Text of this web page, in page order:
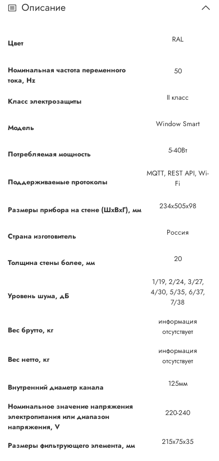
Описание
Цвет RAL
Номинальная частота переменного
тока, Hz
50
Класс электрозащиты II класс
Модель Window Smart
Потребляемая мощность 5-40Вт
Поддерживаемые протоколы
MQTT, REST API, Wi-
Fi
Размеры прибора на стене (ШхВхГ), мм 234x505x98
Страна изготовитель Россия
Толщина стены более, мм 20
Уровень шума, дБ
1/19, 2/24, 3/27,
4/30, 5/35, 6/37,
7/38
Вес брутто, кг
информация
отсутствует
Вес нетто, кг
информация
отсутствует
Внутренний диаметр канала 125мм
Номинальное значение напряжения
электропитания или диапазон
напряжения, V
220-240
Размеры фильтрующего элемента, мм 215x75x35